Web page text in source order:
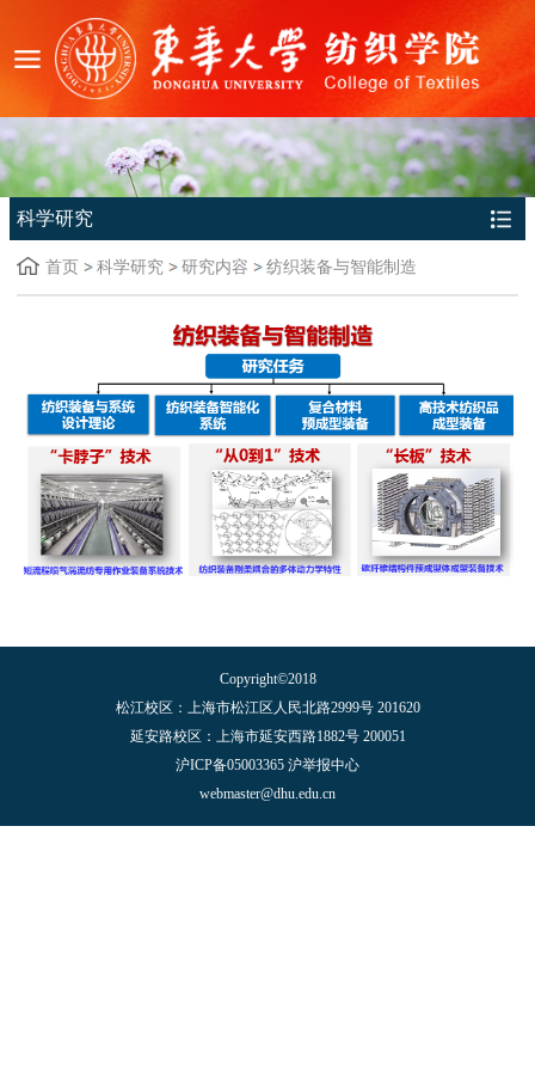
科学研究
首页 科学研究 研究内容 纺织装备与智能制造
Copyright©2018
松江校区：上海市松江区人民北路2999号 201620
延安路校区：上海市延安西路1882号 200051
沪ICP备05003365 沪举报中心
webmaster@dhu.edu.cn